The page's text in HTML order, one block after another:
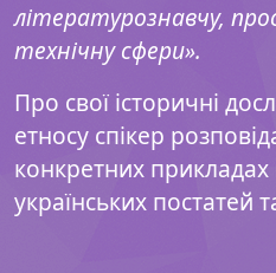
літературознавчу,
технічну сфери».
Про свої історичні
етносу спікер
конкретних
українських постатей